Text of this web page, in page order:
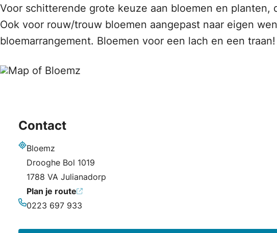
Voor schitterende grote keuze aan bloemen en
Ook voor rouw/trouw bloemen aangepast naar eigen
bloemarrangement. Bloemen voor een lach en een traan!
Contact
Bloemz
Drooghe Bol 1019
1788 VA Julianadorp
Plan je route
0223 697 933